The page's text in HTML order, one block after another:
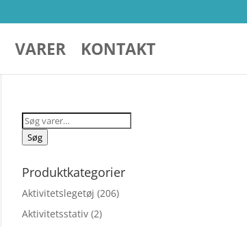
VARER KONTAKT
Søg
efter:
Søg
Produktkategorier
Aktivitetslegetøj (206)
Aktivitetsstativ (2)